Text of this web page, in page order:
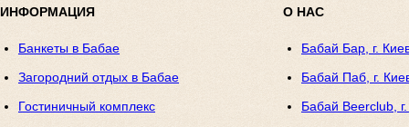
ИНФОРМАЦИЯ
Банкеты в Бабае
Загородний отдых в Бабае
Гостиничный комплекс
О НАС
Бабай Бар, г.
Бабай Паб, г.
Бабай Beerclub,